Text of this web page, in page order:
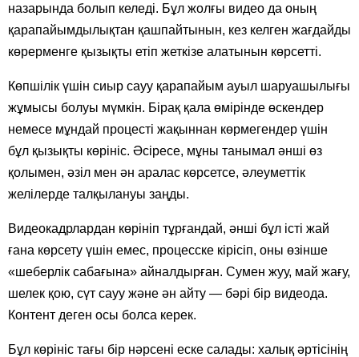
назарында болып келеді. Бұл жолғы видео да оның
қарапайымдылықтан қашпайтынын, кез келген жағдайды
көрерменге қызықты етіп жеткізе алатынын көрсетті.
Көпшілік үшін сиыр сауу қарапайым ауыл шаруашылығы
жұмысы болуы мүмкін. Бірақ қала өмірінде өскендер
немесе мұндай процесті жақыннан көрмегендер үшін
бұл қызықты көрініс. Әсіресе, мұны танымал әнші өз
қолымен, әзіл мен ән аралас көрсетсе, әлеуметтік
желілерде талқылануы заңды.
Видеокадрлардан көрініп тұрғандай, әнші бұл істі жай
ғана көрсету үшін емес, процесске кірісіп, оны өзінше
«шеберлік сабағына» айналдырған. Сумен жуу, май жағу,
шелек қою, сүт сауу және ән айту — бәрі бір видеода.
Контент деген осы болса керек.
Бұл көрініс тағы бір нәрсені еске салады: халық әртісінің